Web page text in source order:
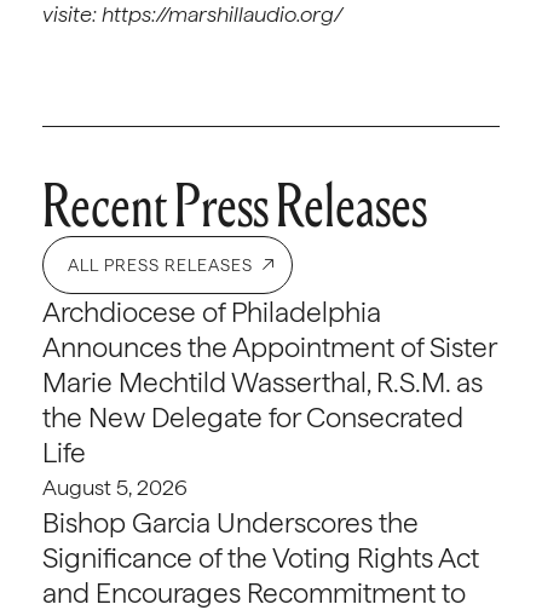
visite: https://marshillaudio.org/
Recent Press Releases
ALL PRESS RELEASES
Archdiocese of Philadelphia
Announces the Appointment of Sister
Marie Mechtild Wasserthal, R.S.M. as
the New Delegate for Consecrated
Life
August 5, 2026
Bishop Garcia Underscores the
Significance of the Voting Rights Act
and Encourages Recommitment to